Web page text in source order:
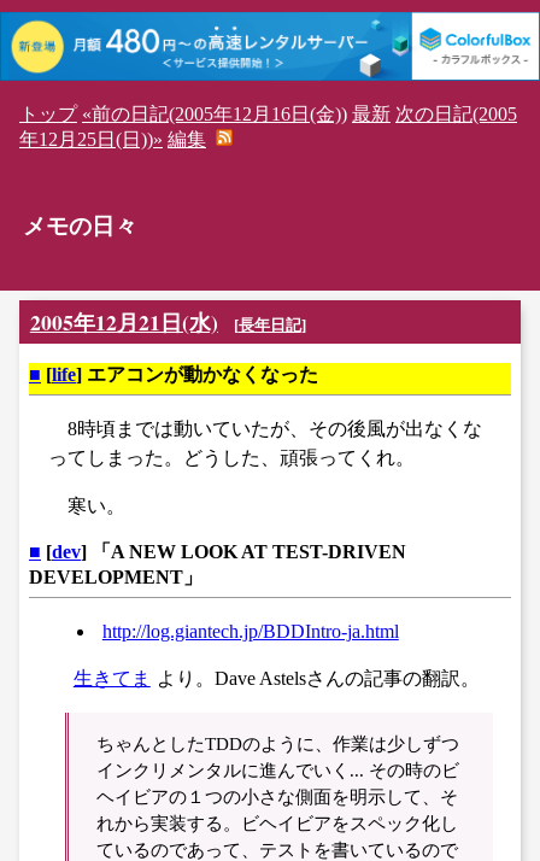
トップ «前の日記(2005年12月16日(金)) 最新 次の日記(2005
年12月25日(日))» 編集
メモの日々
2005年12月21日(水) [長年日記]
■ [life] エアコンが動かなくなった
8時頃までは動いていたが、その後風が出なくな
ってしまった。どうした、頑張ってくれ。
寒い。
■ [dev] 「A NEW LOOK AT TEST-DRIVEN
DEVELOPMENT」
http://log.giantech.jp/BDDIntro-ja.html
生きてま より。Dave Astelsさんの記事の翻訳。
ちゃんとしたTDDのように、作業は少しずつ
インクリメンタルに進んでいく... その時のビ
ヘイビアの１つの小さな側面を明示して、そ
れから実装する。ビヘイビアをスペック化し
ているのであって、テストを書いているので